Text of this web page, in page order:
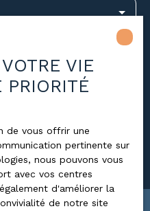
VIE
PRIORITÉ
de vous offrir une
pertinente sur
nous pouvons vous
avec vos centres
d'améliorer la
de notre site